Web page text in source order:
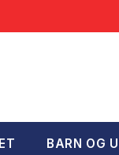
BARN OG